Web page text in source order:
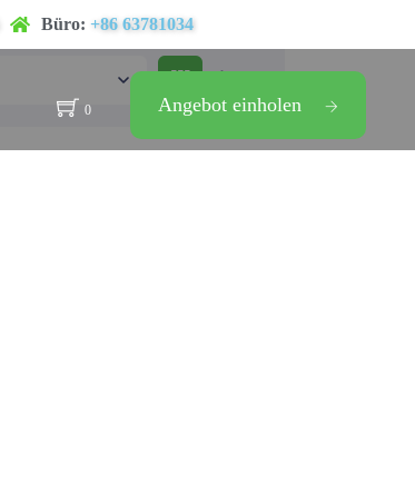
Büro: +86 63781034
0 Angebot einholen